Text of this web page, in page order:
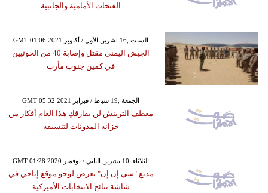
الفتحات الأمامية والجانبية
GMT 01:06 2021 السبت ,16 تشرين الأول / أكتوبر
الجيش اليمني مقتل وإصابة 40 من الحوثيين
في كمين جنوب مأرب
GMT 05:32 2021 الجمعة ,19 شباط / فبراير
معطف الترينش لن يفارقكِ هذا العام أفكار من
خزانة المدونات لتنسيقه
GMT 01:28 2020 الثلاثاء ,10 تشرين الثاني / نوفمبر
مذيع "سي إن إن" يعرض لوجو موقع إباحي في
شاشة نتائج الانتخابات الأميركية